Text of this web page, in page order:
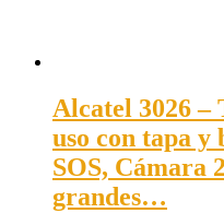
Alcatel 3026 –
uso con tapa y
SOS, Cámara
grandes…